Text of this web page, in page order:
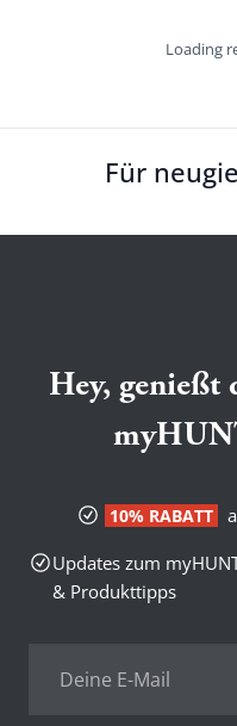
Loading
Für
Hey, genießt
10% RABATT
Updates zum
& Produkttipps